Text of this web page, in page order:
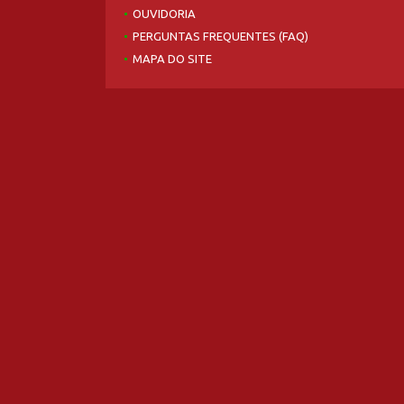
OUVIDORIA
PERGUNTAS FREQUENTES (FAQ)
MAPA DO SITE